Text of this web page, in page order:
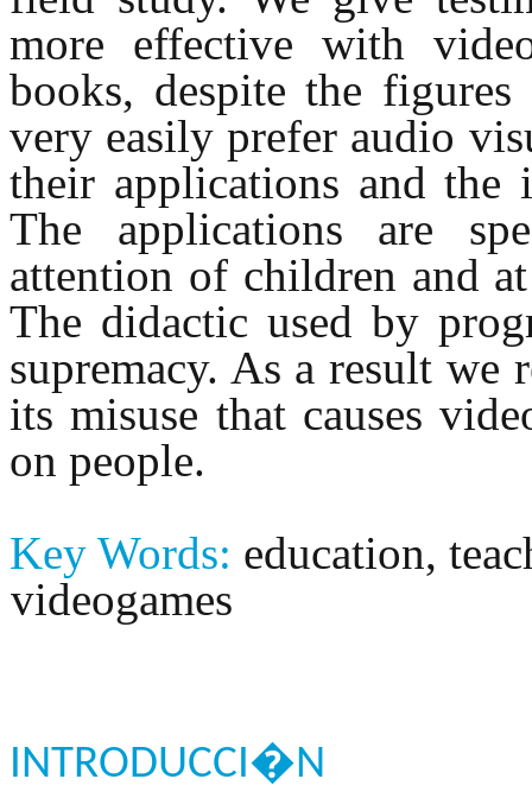
more effective with
books, despite the
very easily prefer audio
their applications and the
The applications are
attention of children and
The didactic used by
supremacy. As a result we
its misuse that causes
on people.
Key Words: education,
videogames
INTRODUCCI�N